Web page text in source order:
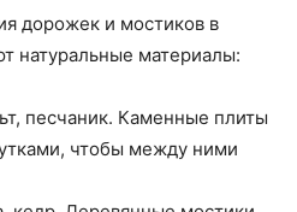
дорожек и мостиков в
натуральные материалы:
песчаник. Каменные плиты
чтобы между ними